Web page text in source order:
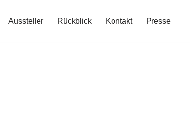
Aussteller Rückblick Kontakt Presse